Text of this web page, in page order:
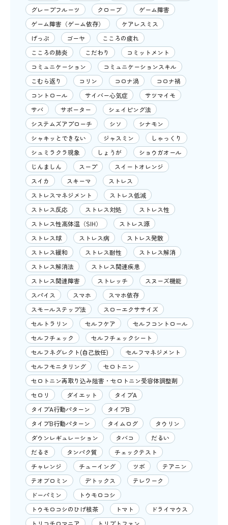
グレープフルーツ
クローブ
ゲーム障害
ゲーム障害（ゲーム依存）
ケアレスミス
げっぷ
ゴーヤ
こころの疲れ
こころの肺炎
こだわり
コミットメント
コミュニケーション
コミュニケーションスキル
こむら返り
コリン コロナ渦
コロナ禍
コントロール
サイバー心気症
サツマイモ
サバ
サポーター
シェイピング法
システムズアプローチ
シソ
シナモン
シャキッとできない
ジャスミン
しゃっくり
シュミラクラ現象
しょうが
ショウガオール
じんましん
スープ
スイートオレンジ
スイカ
スキーマ
ストレス
ストレスマネジメント
ストレス低減
ストレス反応
ストレス対処
ストレス性
ストレス性高体温（SIH）
ストレス源
ストレス球
ストレス病
ストレス発散
ストレス緩和
ストレス耐性
ストレス解消
ストレス解消法
ストレス関連疾患
ストレス関連障害
ストレッチ
スヌーズ機能
スパイス
スマホ
スマホ依存
スモールステップ法
スローエクササイズ
セルトラリン
セルフケア
セルフコントロール
セルフチェック
セルフチェックシート
セルフネグレクト(自己放任)
セルフマネジメント
セルフモニタリング
セロトニン
セロトニン再取り込み阻害・セロトニン受容体調整剤
セロリ
ダイエット
タイプA
タイプA行動パターン
タイプB
タイプB行動パターン
タイムログ
タウリン
ダウンレギュレーション
タバコ
だるい
だるさ
タンパク質
チェックテスト
チャレンジ
チューイング ツボ
テアニン
テオブロミン
デトックス
テレワーク
ドーパミン
トウモロコシ
トウモロコシのひげ根茶
トマト
ドライマウス
トリコチロマニア
トリプトファン